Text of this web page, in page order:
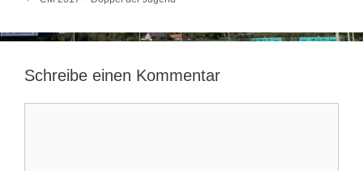
Schreibe einen Kommentar